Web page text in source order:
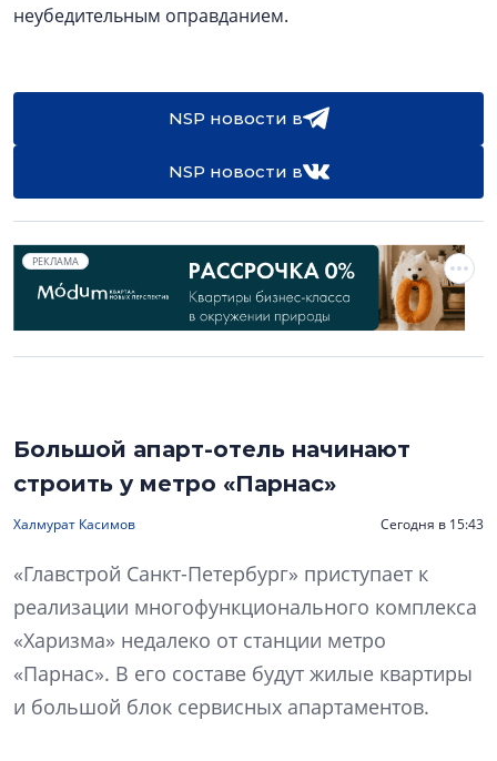
неубедительным оправданием.
NSP новости в
NSP новости в
РЕКЛАМА
Большой апарт-отель начинают
строить у метро «Парнас»
Халмурат Касимов Сегодня в 15:43
«Главстрой Санкт-Петербург» приступает к
реализации многофункционального комплекса
«Харизма» недалеко от станции метро
«Парнас». В его составе будут жилые квартиры
и большой блок сервисных апартаментов.